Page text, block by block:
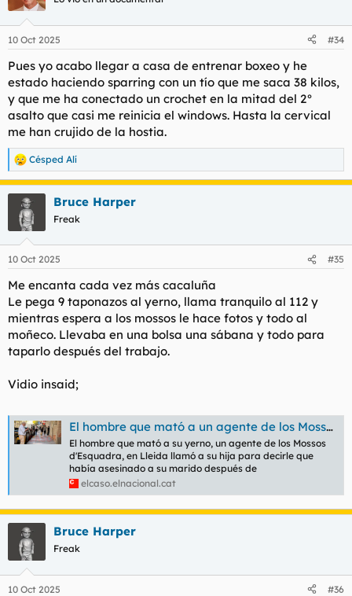
10 Oct 2025 #34
Pues yo acabo llegar a casa de entrenar boxeo y he
estado haciendo sparring con un tío que me saca 38 kilos,
y que me ha conectado un crochet en la mitad del 2°
asalto que casi me reinicia el windows. Hasta la cervical
me han crujido de la hostia.
R
e
a
e
:
Césped Alí
Bruce Harper
Freak
10 Oct 2025 #35
Me encanta cada vez más cacaluña
Le pega 9 taponazos al yerno, llama tranquilo al 112 y
mientras espera a los mossos le hace fotos y todo al
moñeco. Llevaba en una bolsa una sábana y todo para
taparlo después del trabajo.
Vidio insaid;
El hombre que mató a un agente de los Mossos llamó a su hija para decirle que había asesinado a su marido
El hombre que mató a su yerno, un agente de los Mossos
d'Esquadra, en Lleida llamó a su hija para decirle que
había asesinado a su marido después de
elcaso.elnacional.cat
Bruce Harper
Freak
10 Oct 2025 #36